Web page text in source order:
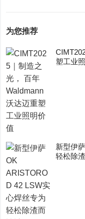
为您推荐
塑工业
新型伊
轻松除